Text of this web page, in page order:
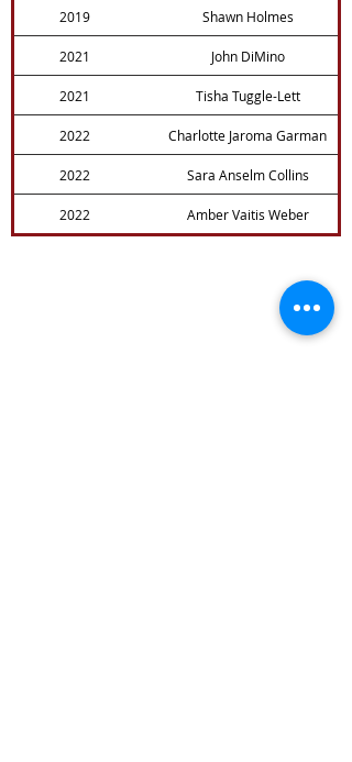
2019 Shawn Holmes
2021 John DiMino
2021 Tisha Tuggle-Lett
2022 Charlotte Jaroma Garman
2022 Sara Anselm Collins
2022 Amber Vaitis Weber